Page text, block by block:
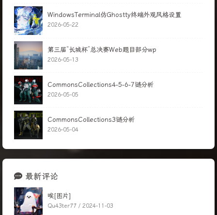
WindowsTerminal仿Ghostty终端外观风格设置
2026-05-22
第三届“长城杯”总决赛Web题目部分wp
2026-05-13
CommonsCollections4-5-6-7链分析
2026-05-05
CommonsCollections3链分析
2026-05-04
最新评论
唉[图片]
Qu43ter77 / 2024-11-03